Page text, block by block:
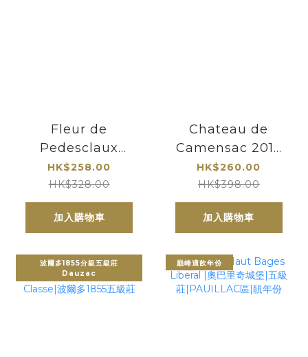
Fleur de
Pedesclaux
2015|波爾多5級莊
副牌|波爾多名產區
Pauillac
HK$258.00
HK$328.00
加入購物車
Chateau de
Camensac 2019
Haut Medoc 卡門
薩 波爾多五級莊
HK$260.00
HK$398.00
加入購物車
波爾多1855分級五級莊
Dauzac
巔峰適飲年份